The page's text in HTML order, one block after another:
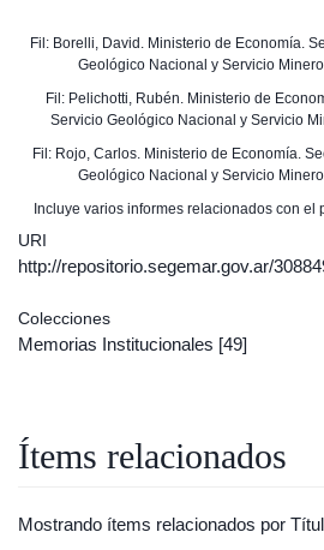
Fil: Borelli, David. Ministerio de Economía.
Geológico Nacional y Servicio
Fil: Pelichotti, Rubén. Ministerio de
Servicio Geológico Nacional y Servicio
Fil: Rojo, Carlos. Ministerio de Economía.
Geológico Nacional y Servicio
Incluye varios informes relacionados con el
URI
http://repositorio.segemar.gov.ar/
Colecciones
Memorias Institucionales [49]
Ítems relacionados
Mostrando ítems relacionados por